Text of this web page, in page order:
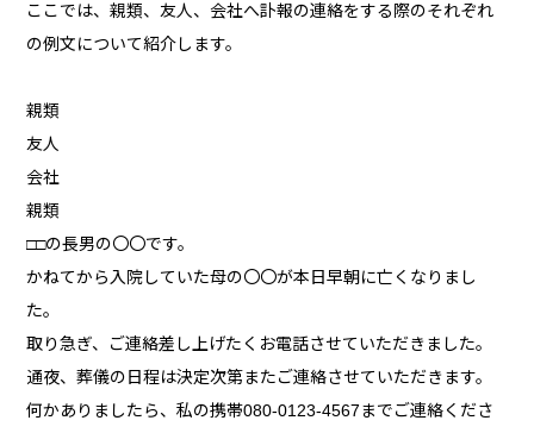
ここでは、親類、友人、会社へ訃報の連絡をする際のそれぞれ
の例文について紹介します。
親類
友人
会社
親類
□□の長男の〇〇です。
かねてから入院していた母の〇〇が本日早朝に亡くなりまし
た。
取り急ぎ、ご連絡差し上げたくお電話させていただきました。
通夜、葬儀の日程は決定次第またご連絡させていただきます。
何かありましたら、私の携帯080-0123-4567までご連絡くださ